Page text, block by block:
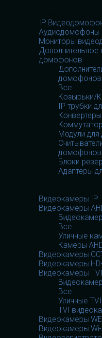
IP
Аудиодомофоны
Мониторы
Дополнительное
домофонов
домофонов
Все
Козырьки/
IP трубки
Модули
домофонов
Блоки
Адаптеры
Видеокамеры IP
Видеокамеры
Все
Уличные
Камеры
Видеокамеры
Видеокамеры
Видеокамеры TVI
Все
Уличные
TVI
Видеокамеры
Видеокамеры